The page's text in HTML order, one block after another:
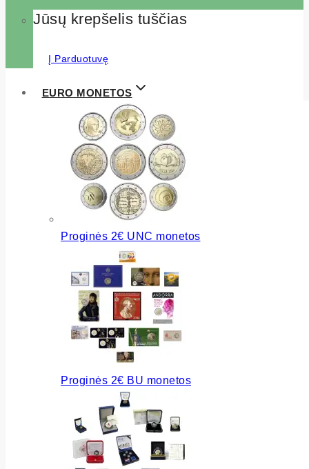
Jūsų krepšelis tuščias
Į Parduotuvę
EURO MONETOS
Proginės 2€ UNC monetos
Proginės 2€ BU monetos